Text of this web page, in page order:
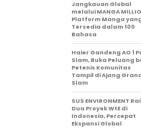
Jangkauan Global
melalui MANGA
Platform Manga
Tersedia dalam 100
Bahasa
Haier Gandeng AO 1
Slam, Buka Peluang
Petenis Komunitas
Tampil di Ajang
Slam
SUS ENVIRONMENT
Dua Proyek WtE di
Indonesia, Percepat
Ekspansi Global